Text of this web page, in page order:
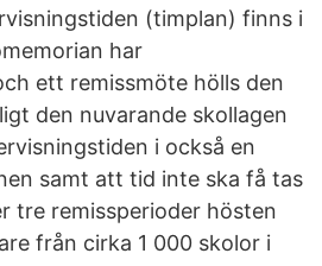
(timplan) finns i
har
ett remissmöte hölls den
den nuvarande skollagen
i också en
samt att tid inte ska få tas
tre remissperioder hösten
från cirka 1 000 skolor i